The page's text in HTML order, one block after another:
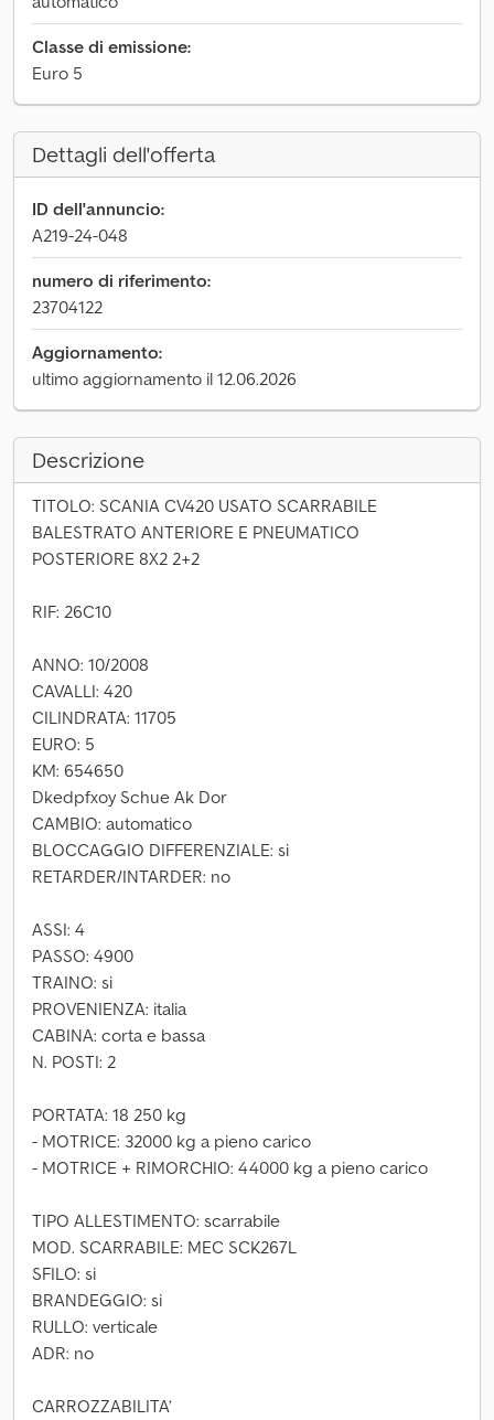
Classe di emissione:
Euro 5
Dettagli dell'offerta
ID dell'annuncio:
A219-24-048
numero di riferimento:
23704122
Aggiornamento:
ultimo aggiornamento il 12.06.2026
Descrizione
TITOLO: SCANIA CV420 USATO SCARRABILE
BALESTRATO ANTERIORE E PNEUMATICO
POSTERIORE 8X2 2+2
RIF: 26C10
ANNO: 10/2008
CAVALLI: 420
CILINDRATA: 11705
EURO: 5
KM: 654650
Dkedpfxoy Schue Ak Dor
CAMBIO: automatico
BLOCCAGGIO DIFFERENZIALE: si
RETARDER/INTARDER: no
ASSI: 4
PASSO: 4900
TRAINO: si
PROVENIENZA: italia
CABINA: corta e bassa
N. POSTI: 2
PORTATA: 18 250 kg
- MOTRICE: 32000 kg a pieno carico
- MOTRICE + RIMORCHIO: 44000 kg a pieno carico
TIPO ALLESTIMENTO: scarrabile
MOD. SCARRABILE: MEC SCK267L
SFILO: si
BRANDEGGIO: si
RULLO: verticale
ADR: no
CARROZZABILITA’